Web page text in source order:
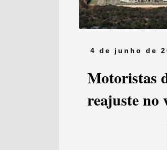
4 de junho de
Motoristas
reajuste no